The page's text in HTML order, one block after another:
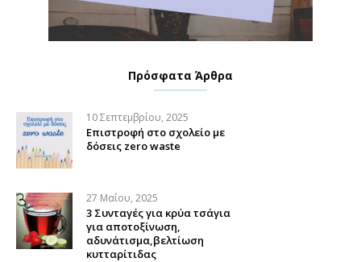
Πρόσφατα Άρθρα
10 Σεπτεμβρίου, 2025
Επιστροφή στο σχολείο με
δόσεις zero waste
27 Μαΐου, 2025
3 Συνταγές για κρύα τσάγια
για αποτοξίνωση,
αδυνάτισμα,βελτίωση
κυτταρίτιδας